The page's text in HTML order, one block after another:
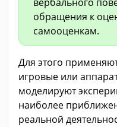
обращения к
самооценкам.
Для этого
игровые или
моделируют
наиболее
реальной